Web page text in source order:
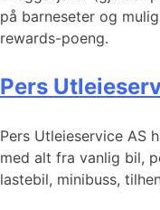
på barneseter og
rewards-poeng.
Pers
Pers Utleieservice AS
med alt fra vanlig bil,
lastebil, minibuss,